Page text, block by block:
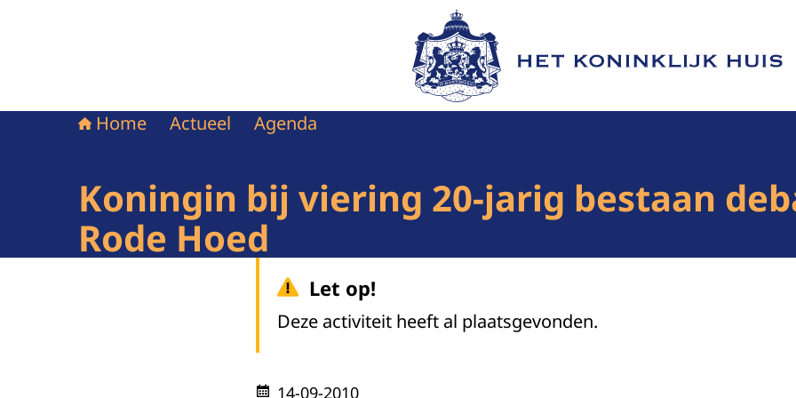
Naar de homepage van Het Koninklijk Huis
Home Actueel Agenda
Koningin bij viering 20-jarig bestaan
Rode Hoed
Let op!
Deze activiteit heeft al plaatsgevonden.
14-09-2010